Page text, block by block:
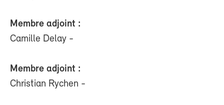
Membre adjoint :
Camille Delay -
Membre adjoint :
Christian Rychen -